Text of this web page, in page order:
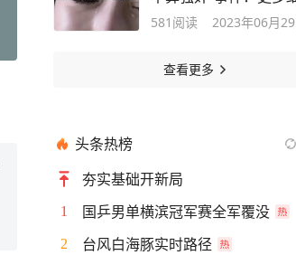
光…
581 阅读 2023年06月
查看更多
头条热榜
夯实基础开新局
1 国乒男单横滨冠军赛全军覆没
2 台风白海豚实时路径